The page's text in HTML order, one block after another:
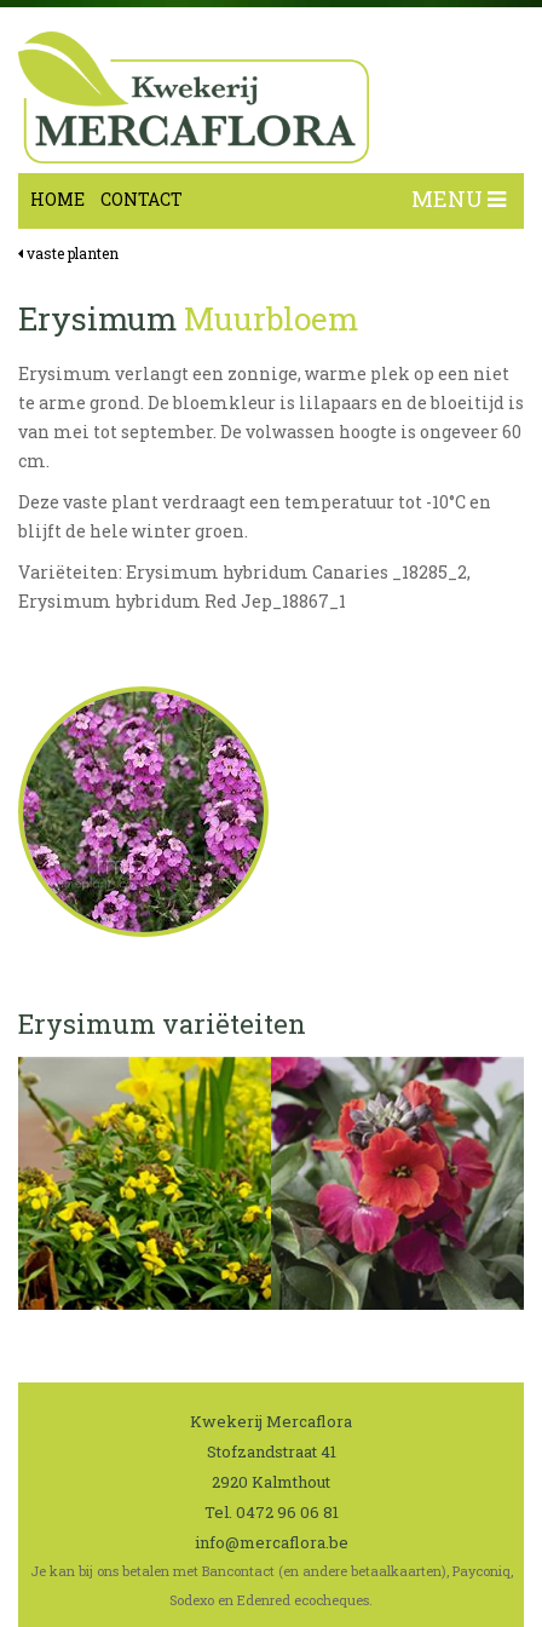
MENU
HOME CONTACT
vaste planten
Erysimum Muurbloem
Erysimum verlangt een zonnige, warme plek op een niet
te arme grond. De bloemkleur is lilapaars en de bloeitijd is
van mei tot september. De volwassen hoogte is ongeveer 60
cm.
Deze vaste plant verdraagt een temperatuur tot -10°C en
blijft de hele winter groen.
Variëteiten: Erysimum hybridum Canaries _18285_2,
Erysimum hybridum Red Jep_18867_1
Erysimum variëteiten
Kwekerij Mercaflora
|
Stofzandstraat 41
|
2920 Kalmthout
|
Tel. 0472 96 06 81
|
info@mercaflora.be
Je kan bij ons betalen met Bancontact (en andere betaalkaarten), Payconiq,
Sodexo en Edenred ecocheques.